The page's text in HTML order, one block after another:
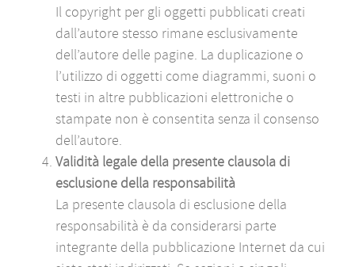
Il copyright per gli oggetti pubblicati creati
dall’autore stesso rimane esclusivamente
dell’autore delle pagine. La duplicazione o
l’utilizzo di oggetti come diagrammi, suoni o
testi in altre pubblicazioni elettroniche o
stampate non è consentita senza il consenso
dell’autore.
Validità legale della presente clausola di
esclusione della responsabilità
La presente clausola di esclusione della
responsabilità è da considerarsi parte
integrante della pubblicazione Internet da cui